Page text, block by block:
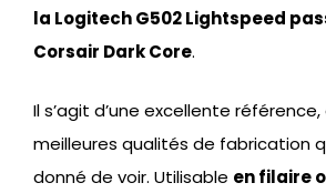
la Logitech G502 Lightspeed
Corsair Dark Core.
Il s’agit d’une excellente
meilleures qualités de fabrication
donné de voir. Utilisable en filaire